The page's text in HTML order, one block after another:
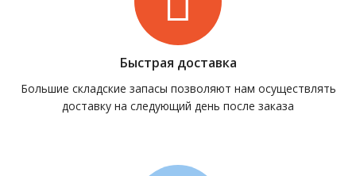
Быстрая доставка
Большие складские запасы позволяют нам осуществлять
доставку на следующий день после заказа